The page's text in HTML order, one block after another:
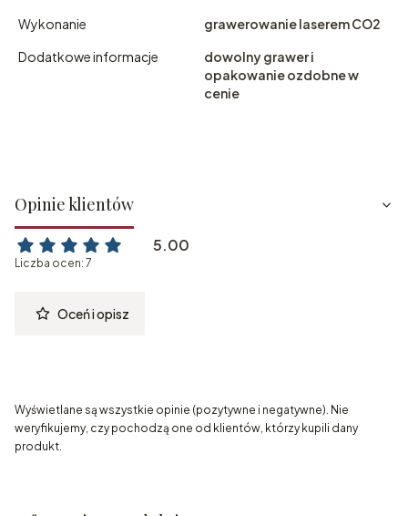
Wykonanie
grawerowanie laserem CO2
Dodatkowe informacje
dowolny grawer i
opakowanie ozdobne w
cenie
Opinie klientów
5.00
Liczba ocen: 7
Oceń i opisz
Wyświetlane są wszystkie opinie (pozytywne i negatywne). Nie
weryfikujemy, czy pochodzą one od klientów, którzy kupili dany
produkt.